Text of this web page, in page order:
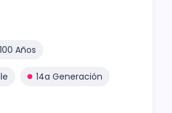
100 Años
14a Generación